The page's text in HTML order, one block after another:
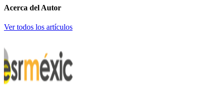
Acerca del Autor
Ver todos los artículos